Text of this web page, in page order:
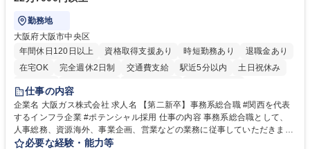
勤務地
大阪府大阪市中央区
年間休日120日以上
資格取得支援あり 時短勤務あり
退職金あり
在宅OK
完全週休2日制 交通費支給 駅近5分以内
土日祝休み
服装自由
第二新卒歓迎
仕事の内容
企業名 大阪ガス株式会社 求人名 【第二新卒】事務系総合職 #関西を代表
するインフラ企業 #ポテンシャル採用 仕事の内容 事務系総合職として、
人事総務、資源海外、事業企画、営業などの業務に従事していただきま
す。 【業務内容の一例】■所属事業部の勤労業務 ■海外に関係する各種業
必要な経験・能力等